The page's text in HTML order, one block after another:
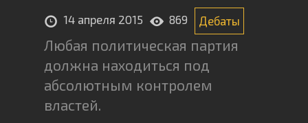
14 апреля 2015 869 Дебаты
Любая политическая партия
должна находиться под
абсолютным контролем
властей.